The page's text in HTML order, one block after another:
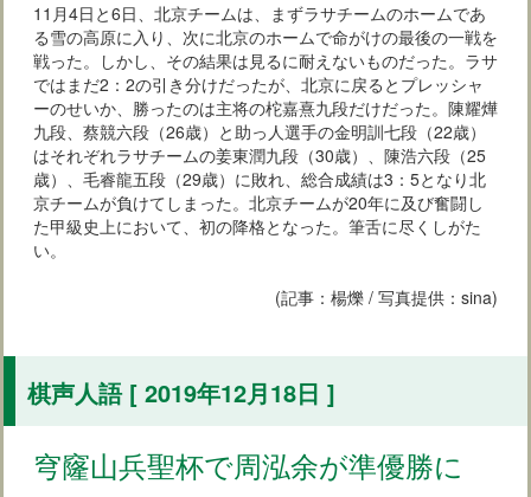
11月4日と6日、北京チームは、まずラサチームのホームであ
る雪の高原に入り、次に北京のホームで命がけの最後の一戦を
戦った。しかし、その結果は見るに耐えないものだった。ラサ
ではまだ2：2の引き分けだったが、北京に戻るとプレッシャ
ーのせいか、勝ったのは主将の柁嘉熹九段だけだった。陳耀燁
九段、蔡競六段（26歳）と助っ人選手の金明訓七段（22歳）
はそれぞれラサチームの姜東潤九段（30歳）、陳浩六段（25
歳）、毛睿龍五段（29歳）に敗れ、総合成績は3：5となり北
京チームが負けてしまった。北京チームが20年に及び奮闘し
た甲級史上において、初の降格となった。筆舌に尽くしがた
い。
(記事：楊爍 / 写真提供：sina)
棋声人語 [ 2019年12月18日 ]
穹窿山兵聖杯で周泓余が準優勝に